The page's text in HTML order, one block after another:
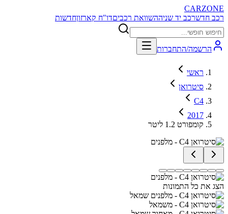
CARZONE
רכב חדשרכב יד שניההשוואת רכביםדו"ח קארזוןחדשות
הרשמה/התחברות
ראשי
סיטרואן
C4
2017
קומפורט 1.2 ליטר
הצג את כל התמונות